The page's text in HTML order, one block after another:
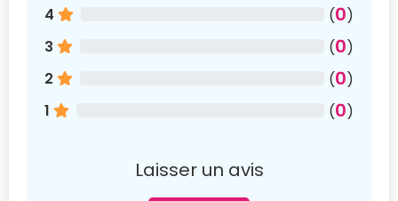
4
(0)
3
(0)
2
(0)
1
(0)
Laisser un avis